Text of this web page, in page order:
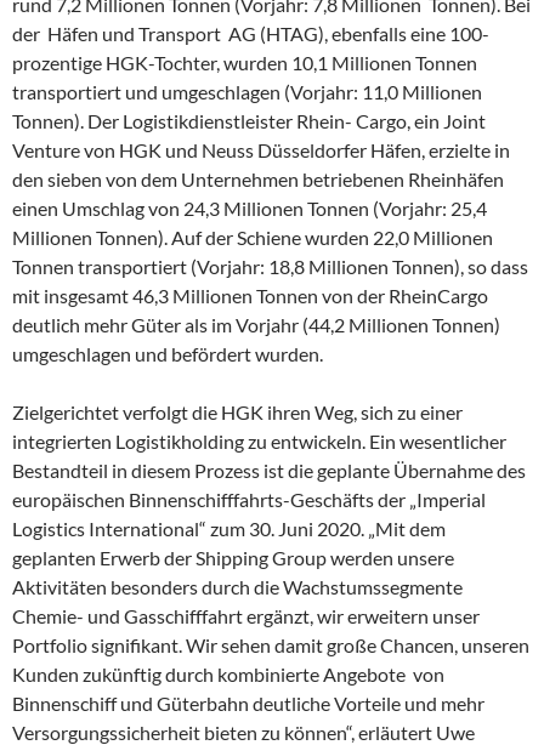
der Häfen und Transport AG (HTAG), ebenfalls eine 100-
prozentige HGK-Tochter, wurden 10,1 Millionen Tonnen
transportiert und umgeschlagen (Vorjahr: 11,0 Millionen
Tonnen). Der Logistikdienstleister Rhein- Cargo, ein Joint
Venture von HGK und Neuss Düsseldorfer Häfen, erzielte in
den sieben von dem Unternehmen betriebenen Rheinhäfen
einen Umschlag von 24,3 Millionen Tonnen (Vorjahr: 25,4
Millionen Tonnen). Auf der Schiene wurden 22,0 Millionen
Tonnen transportiert (Vorjahr: 18,8 Millionen Tonnen), so dass
mit insgesamt 46,3 Millionen Tonnen von der RheinCargo
deutlich mehr Güter als im Vorjahr (44,2 Millionen Tonnen)
umgeschlagen und befördert wurden.
Zielgerichtet verfolgt die HGK ihren Weg, sich zu einer
integrierten Logistikholding zu entwickeln. Ein wesentlicher
Bestandteil in diesem Prozess ist die geplante Übernahme des
europäischen Binnenschifffahrts-Geschäfts der „Imperial
Logistics International“ zum 30. Juni 2020. „Mit dem
geplanten Erwerb der Shipping Group werden unsere
Aktivitäten besonders durch die Wachstumssegmente
Chemie- und Gasschifffahrt ergänzt, wir erweitern unser
Portfolio signifikant. Wir sehen damit große Chancen, unseren
Kunden zukünftig durch kombinierte Angebote von
Binnenschiff und Güterbahn deutliche Vorteile und mehr
Versorgungssicherheit bieten zu können“, erläutert Uwe